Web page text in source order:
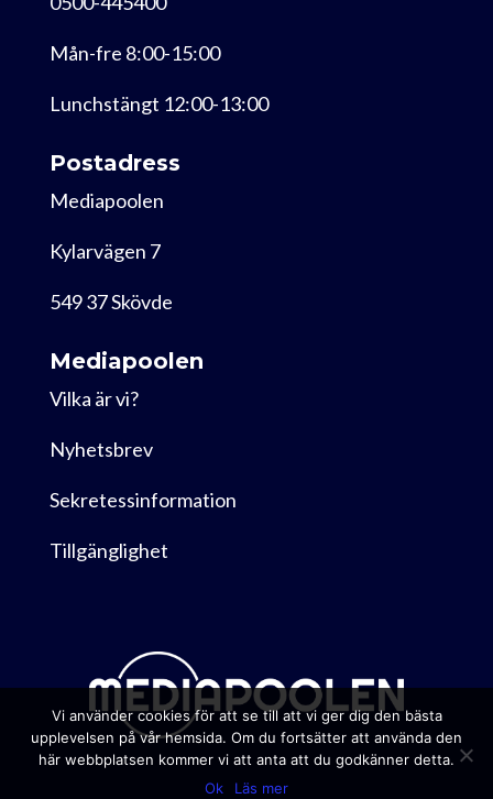
Mån-fre 8:00-15:00
Lunchstängt 12:00-13:00
Postadress
Mediapoolen
Kylarvägen 7
549 37 Skövde
Mediapoolen
Vilka är vi?
Nyhetsbrev
Sekretessinformation
Tillgänglighet
Vi använder cookies för att se till att vi ger dig den bästa
upplevelsen på vår hemsida. Om du fortsätter att använda den
här webbplatsen kommer vi att anta att du godkänner detta.
Ok
Läs mer